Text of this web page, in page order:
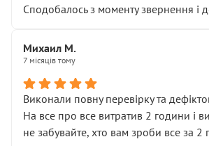
Сподобалось з моменту звернення і
Михаил М.
7 місяців тому
Виконали повну перевірку та
На все про все витратив 2 години і
не забувайте, хто вам зроби все за